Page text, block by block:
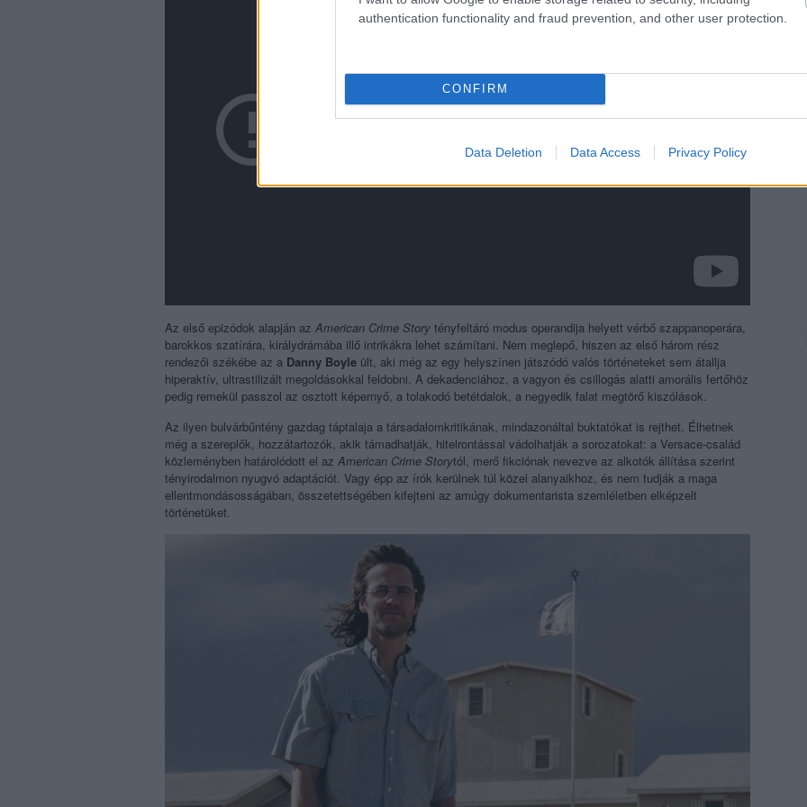
authentication functionality and fraud prevention, and other user protection.
CONFIRM
Data Deletion Data Access Privacy Policy
Az első epizódok alapján az American Crime Story tényfeltáró modus operandija helyett vérbő szappanoperára,
barokkos szatírára, királydrámába illő intrikákra lehet számítani. Nem meglepő, hiszen az első három rész
rendezői székébe az a Danny Boyle ült, aki még az egy helyszínen játszódó valós történeteket sem átallja
hiperaktív, ultrastilizált megoldásokkal feldobni. A dekadenciához, a vagyon és csillogás alatti amorális fertőhöz
pedig remekül passzol az osztott képernyő, a tolakodó betétdalok, a negyedik falat megtörő kiszólások.
Az ilyen bulvárbűntény gazdag táptalaja a társadalomkritikának, mindazonáltal buktatókat is rejthet. Élhetnek
még a szereplők, hozzátartozók, akik támadhatják, hitelrontással vádolhatják a sorozatokat: a Versace-család
közleményben határolódott el az American Crime Storytól, merő fikciónak nevezve az alkotók állítása szerint
tényirodalmon nyugvó adaptációt. Vagy épp az írók kerülnek túl közel alanyaikhoz, és nem tudják a maga
ellentmondásosságában, összetettségében kifejteni az amúgy dokumentarista szemléletben elképzelt
történetüket.